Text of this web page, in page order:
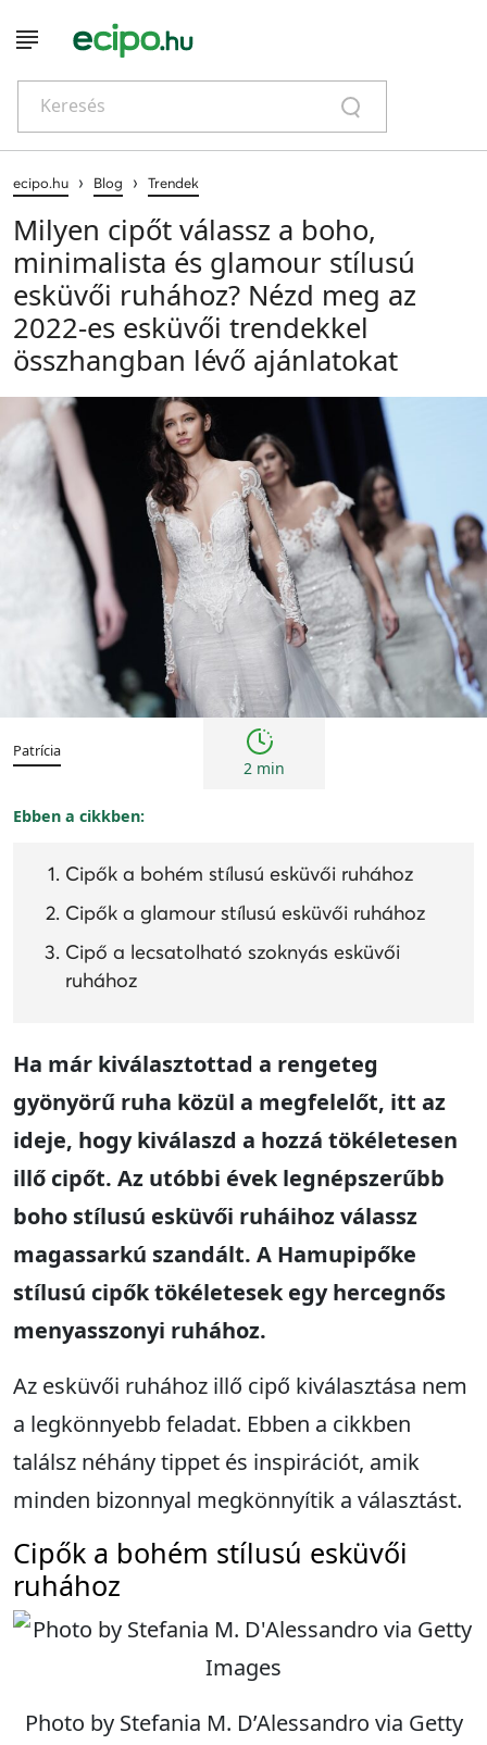
Keresés
ecipo.hu › Blog › Trendek
Milyen cipőt válassz a boho,
minimalista és glamour stílusú
esküvői ruhához? Nézd meg az
2022-es esküvői trendekkel
összhangban lévő ajánlatokat
Trendek
Patrícia
2 min
Ebben a cikkben:
Cipők a bohém stílusú esküvői ruhához
Cipők a glamour stílusú esküvői ruhához
Cipő a lecsatolható szoknyás esküvői
ruhához
Ha már kiválasztottad a rengeteg
gyönyörű ruha közül a megfelelőt, itt az
ideje, hogy kiválaszd a hozzá tökéletesen
illő cipőt. Az utóbbi évek legnépszerűbb
boho stílusú esküvői ruháihoz válassz
magassarkú szandált. A Hamupipőke
stílusú cipők tökéletesek egy hercegnős
menyasszonyi ruhához.
Az esküvői ruhához illő cipő kiválasztása nem
a legkönnyebb feladat. Ebben a cikkben
találsz néhány tippet és inspirációt, amik
minden bizonnyal megkönnyítik a választást.
Cipők a bohém stílusú esküvői
ruhához
Photo by Stefania M. D’Alessandro via Getty